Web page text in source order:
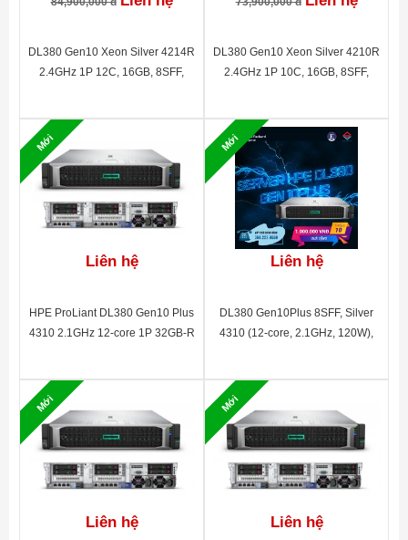
DL380 Gen10 Xeon Silver 4214R
2.4GHz 1P 12C, 16GB, 8SFF,
DL380 Gen10 Xeon Silver 4210R
2.4GHz 1P 10C, 16GB, 8SFF,
P19720-B21
Mới
Liên hệ
HPE ProLiant DL380 Gen10 Plus
4310 2.1GHz 12-core 1P 32GB-R
Mới
Liên hệ
DL380 Gen10Plus 8SFF, Silver
4310 (12-core, 2.1GHz, 120W),
Mới
Liên hệ
Mới
Liên hệ